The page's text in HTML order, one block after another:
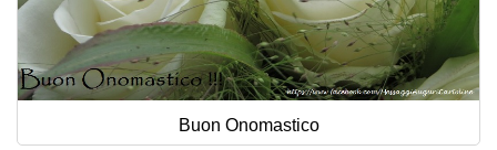
Buon Onomastico